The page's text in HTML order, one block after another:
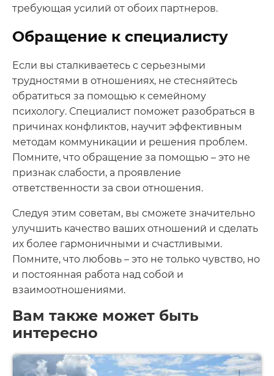
требующая усилий от обоих партнеров.
Обращение к специалисту
Если вы сталкиваетесь с серьезными
трудностями в отношениях, не стесняйтесь
обратиться за помощью к семейному
психологу. Специалист поможет разобраться в
причинах конфликтов, научит эффективным
методам коммуникации и решения проблем.
Помните, что обращение за помощью – это не
признак слабости, а проявление
ответственности за свои отношения.
Следуя этим советам, вы сможете значительно
улучшить качество ваших отношений и сделать
их более гармоничными и счастливыми.
Помните, что любовь – это не только чувство, но
и постоянная работа над собой и
взаимоотношениями.
Вам также может быть
интересно